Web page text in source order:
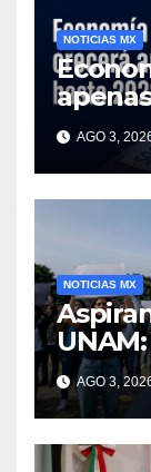
NOTICIAS MX
AGO 3,
NOTICIAS MX
AGO 3,